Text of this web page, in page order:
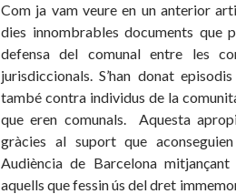
Com ja vam veure en un anterior
dies innombrables documents que
defensa del comunal entre les
jurisdiccionals. S’han donat
també contra individus de la
que eren comunals. Aquesta
gràcies al suport que
Audiència de Barcelona
aquells que fessin ús del dret